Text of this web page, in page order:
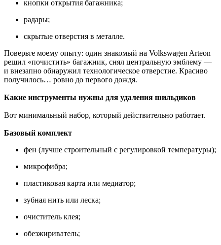
кнопки открытия багажника;
радары;
скрытые отверстия в металле.
Поверьте моему опыту: один знакомый на Volkswagen Arteon
решил «почистить» багажник, снял центральную эмблему —
и внезапно обнаружил технологическое отверстие. Красиво
получилось… ровно до первого дождя.
Какие инструменты нужны для удаления шильдиков
Вот минимальный набор, который действительно работает.
Базовый комплект
фен (лучше строительный с регулировкой температуры);
микрофибра;
пластиковая карта или медиатор;
зубная нить или леска;
очиститель клея;
обезжириватель;